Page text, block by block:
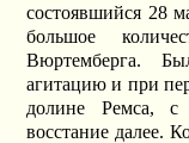
состоявшийся 28
большое
Вюртемберга.
агитацию и при
долине Ремса, с
восстание далее.